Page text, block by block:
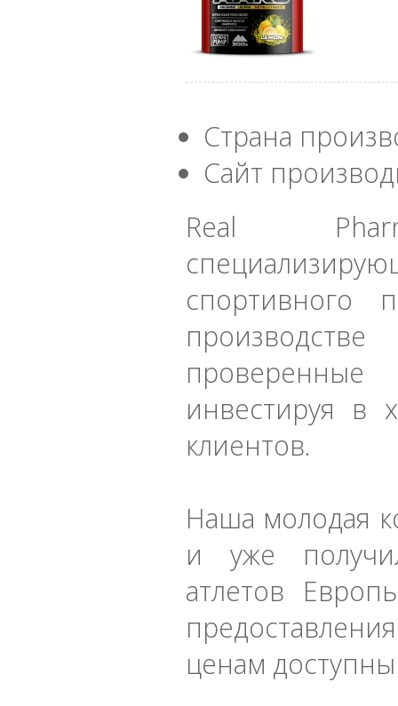
Страна
Сайт
Real
инвестируя в
клиентов.
Наша молодая
и уже
атлетов
ценам